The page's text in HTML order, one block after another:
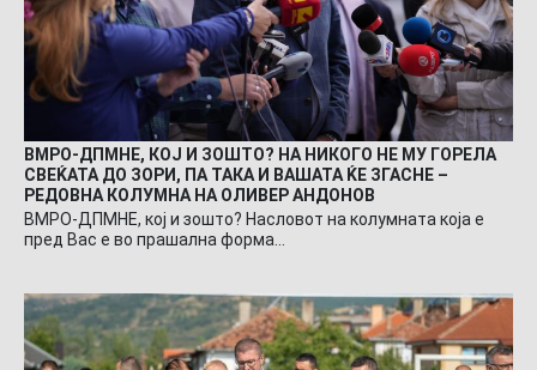
ВМРО-ДПМНЕ, КОЈ И ЗОШТО? НА НИКОГО НЕ МУ ГОРЕЛА
СВЕЌАТА ДО ЗОРИ, ПА ТАКА И ВАШАТА ЌЕ ЗГАСНЕ –
РЕДОВНА КОЛУМНА НА ОЛИВЕР АНДОНОВ
ВМРО-ДПМНЕ, кој и зошто? Насловот на колумната која е
пред Вас е во прашална форма…